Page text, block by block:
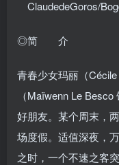
ClaudedeGoros/
◎简 介
青春少女玛丽（
（Maïwenn Le
好朋友。某个周末，
场度假。适值深夜，
之时，一个不速之客